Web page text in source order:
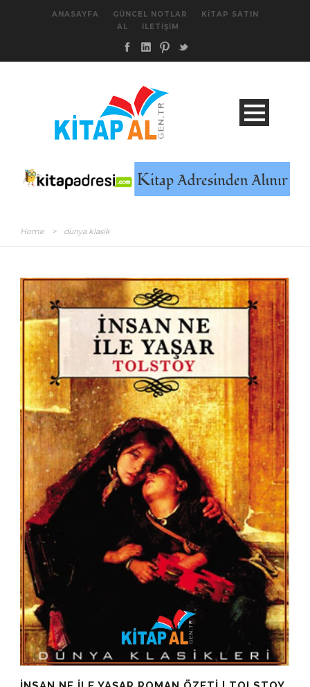
ANASAYFA GÜNCEL NOTLAR
KITAP SATIN
AL
İLETIŞIM
Home > dünya klasik